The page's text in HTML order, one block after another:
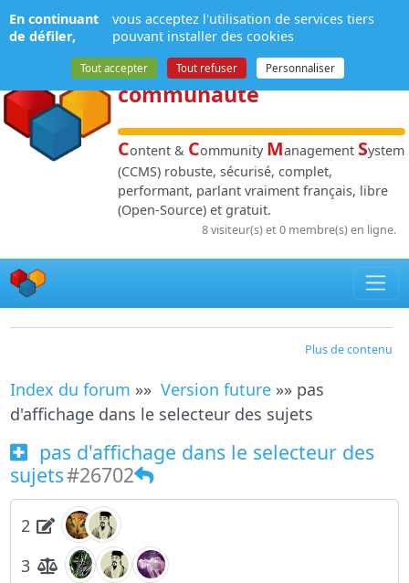
NPDS:Gestion de
contenuet de
communauté
Content & Community Management System
(CCMS) robuste, sécurisé, complet,
performant, parlant vraiment français, libre
(Open-Source) et gratuit.
8 visiteur(s) et 0 membre(s) en ligne.
Plus de contenu
Index du forum »» Version future»» pas
d'affichage dans le selecteur des sujets
pas d'affichage dans le selecteur des
sujets#26702
2
3
Panneau de gestion des cookies
En continuant
de défiler,
vous acceptez l'utilisation de services tiers
pouvant installer des cookies
Tout accepter Tout refuser Personnaliser